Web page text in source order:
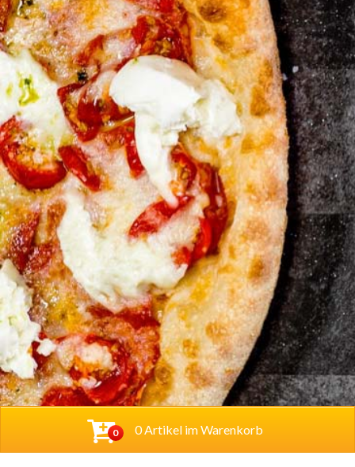
0 0 Artikel im Warenkorb